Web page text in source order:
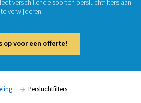
scala aan verontreinigingen
en stofdeeltjes. Hoe klein deze
downstream apparatuur,
en efficiëntie van het